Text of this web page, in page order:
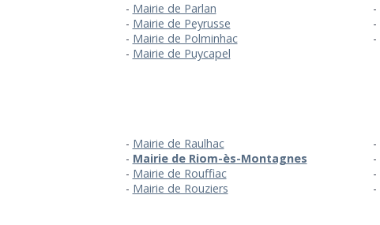
Mairie de Parlan
Mairie de Peyrusse
Mairie de Polminhac
Mairie de Puycapel
Mairie de Raulhac
Mairie de Riom-ès-Montagnes
Mairie de Rouffiac
Mairie de Rouziers